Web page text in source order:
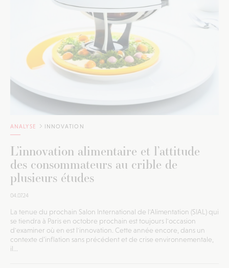
ANALYSE INNOVATION
L’innovation alimentaire et l’attitude
des consommateurs au crible de
plusieurs études
04.07.24
La tenue du prochain Salon International de l'Alimentation (SIAL) qui
se tiendra à Paris en octobre prochain est toujours l'occasion
d'examiner où en est l'innovation. Cette année encore, dans un
contexte d’inflation sans précédent et de crise environnementale,
il...